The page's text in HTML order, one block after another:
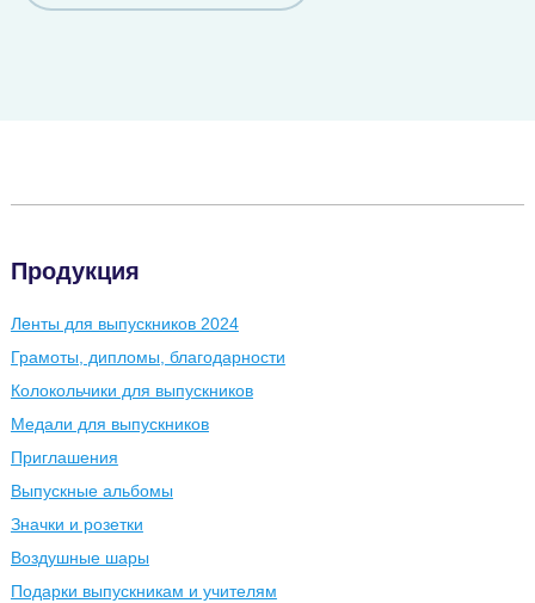
Продукция
Ленты для выпускников 2024
Грамоты, дипломы, благодарности
Колокольчики для выпускников
Медали для выпускников
Приглашения
Выпускные альбомы
Значки и розетки
Воздушные шары
Подарки выпускникам и учителям